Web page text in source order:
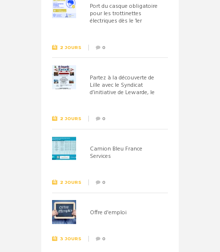
Port du casque obligatoire
pour les trottinettes
électriques dès le 1er
2 JOURS 0
Partez à la découverte de
Lille avec le Syndicat
d’initiative de Lewarde, le
2 JOURS 0
Camion Bleu France
Services
2 JOURS 0
Offre d'emploi
3 JOURS 0